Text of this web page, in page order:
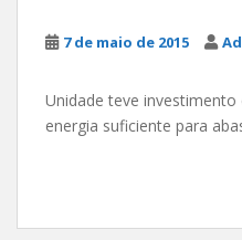
7 de maio de 2015
Unidade teve
energia suficiente para